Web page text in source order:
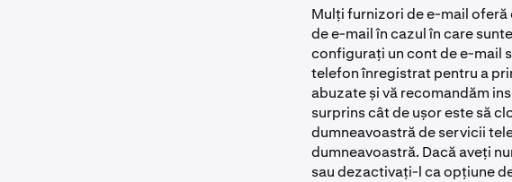
Mulți furnizori de e-mail
de e-mail în cazul în care
configurați un cont de e-mail
telefon înregistrat pentru a
abuzate și vă recomandăm
surprins cât de ușor este să
dumneavoastră de servicii
dumneavoastră. Dacă aveți
sau dezactivați-l ca opțiune